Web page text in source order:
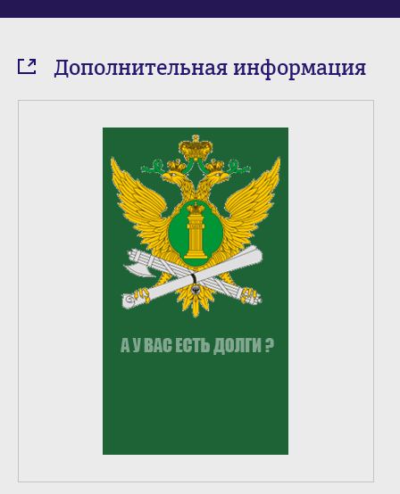
Дополнительная информация